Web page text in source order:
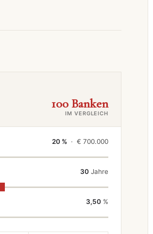
100 Banken
IM VERGLEICH
20 % · € 700.000
30 Jahre
3,50 %